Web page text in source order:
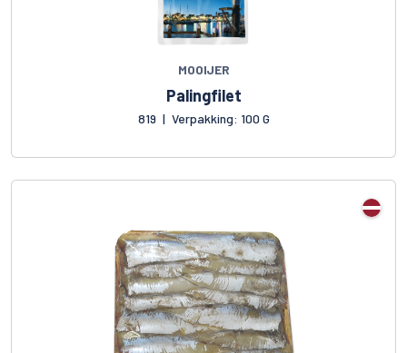
MOOIJER
Palingfilet
819 | Verpakking: 100 G